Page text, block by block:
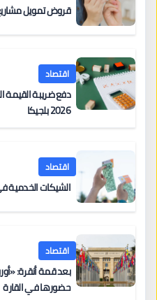
قروض تمويل
اقتصاد
دفع ضريبة القيمة
2026 بلجيكا
اقتصاد
الشيكات الخدمية
اقتصاد
بعد قمة أنقرة:
حضورها في القارة